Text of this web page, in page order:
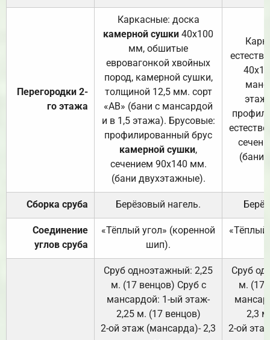
Перегородки 2-
го этажа
Каркасные: доска
камерной сушки 40х100
мм, обшитые
евровагонкой хвойных
пород, камерной сушки,
толщиной 12,5 мм. сорт
«АВ» (бани с мансардой
и в 1,5 этажа). Брусовые:
профилированный брус
камерной сушки,
сечением 90х140 мм.
(бани двухэтажные).
(бани
Сборка сруба Берёзовый нагель.
Соединение
углов сруба
«Тёплый угол» (коренной
шип).
«Тёплый
Сруб одноэтажный: 2,25
м. (17 венцов) Сруб с
мансардой: 1-ый этаж-
2,25 м. (17 венцов)
2-ой этаж (мансарда)- 2,3
Сруб
м. (17
2,3
2-ой